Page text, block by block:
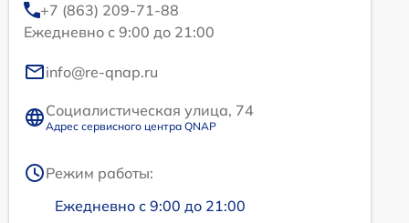
+7 (863) 209-71-88
Ежедневно с 9:00 до 21:00
info@re-qnap.ru
Социалистическая улица, 74
Адрес сервисного центра QNAP
Режим работы:
Ежедневно с 9:00 до 21:00